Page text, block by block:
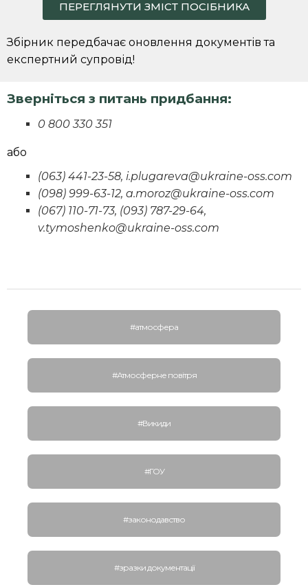
ПЕРЕГЛЯНУТИ ЗМІСТ ПОСІБНИКА
Збірник передбачає оновлення документів та
експертний супровід!
Зверніться з питань придбання:
0 800 330 351
або
(063) 441-23-58, i.plugareva@ukraine-oss.com
(098) 999-63-12, a.moroz@ukraine-oss.com
(067) 110-71-73, (093) 787-29-64,
v.tymoshenko@ukraine-oss.com
#атмосфера
#Атмосферне повітря
#Викиди
#ГОУ
#законодавство
#зразки документації